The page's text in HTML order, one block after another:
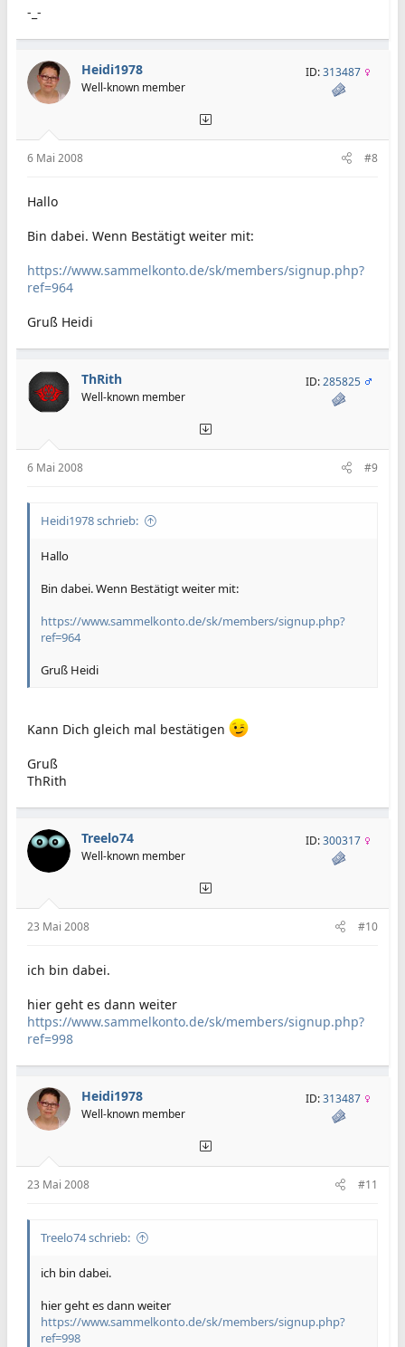
-_-
Heidi1978
Well-known member
ID:313487
6 Mai 2008 #8
Hallo
Bin dabei. Wenn Bestätigt weiter mit:
https://www.sammelkonto.de/sk/members/signup.php?
ref=964
Gruß Heidi
ThRith
Well-known member
ID:285825
6 Mai 2008 #9
Heidi1978 schrieb:
Hallo
Bin dabei. Wenn Bestätigt weiter mit:
https://www.sammelkonto.de/sk/members/signup.php?
ref=964
Gruß Heidi
Kann Dich gleich mal bestätigen
Gruß
ThRith
Treelo74
Well-known member
ID:300317
23 Mai 2008 #10
ich bin dabei.
hier geht es dann weiter
https://www.sammelkonto.de/sk/members/signup.php?
ref=998
Heidi1978
Well-known member
ID:313487
23 Mai 2008 #11
Treelo74 schrieb:
ich bin dabei.
hier geht es dann weiter
https://www.sammelkonto.de/sk/members/signup.php?
ref=998